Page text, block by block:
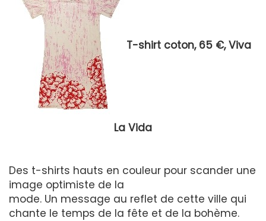
T-shirt coton, 65 €, Viva
La Vida
Des t-shirts hauts en couleur pour scander une
image optimiste de la
mode. Un message au reflet de cette ville qui
chante le temps de la fête et de la bohème.